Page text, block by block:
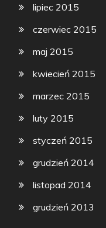
lipiec 2015
czerwiec 2015
maj 2015
kwiecień 2015
marzec 2015
luty 2015
styczeń 2015
grudzień 2014
listopad 2014
grudzień 2013